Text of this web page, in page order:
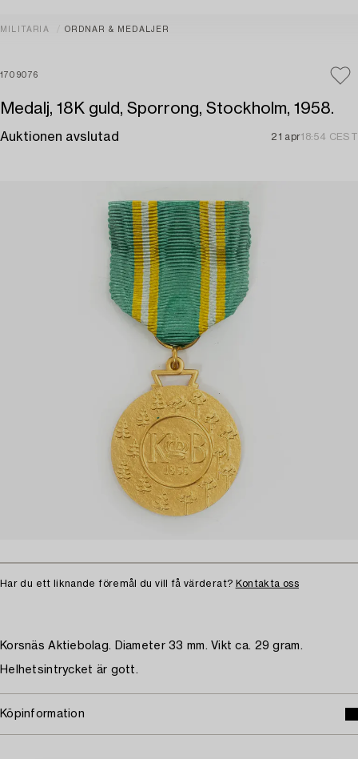
MILITARIA ORDNAR & MEDALJER
1709076
Medalj, 18K guld, Sporrong, Stockholm, 1958.
Auktionen avslutad 21 apr18:54 CEST
Har du ett liknande föremål du vill få värderat? Kontakta oss
Korsnäs Aktiebolag. Diameter 33 mm. Vikt ca. 29 gram.
Helhetsintrycket är gott.
Köpinformation